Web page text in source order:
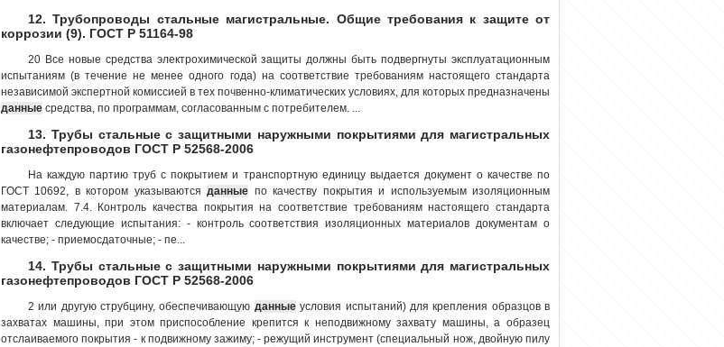
12. Трубопроводы стальные магистральные. Общие требования к защите от
коррозии (9). ГОСТ Р 51164-98
20 Все новые средства электрохимической защиты должны быть подвергнуты эксплуатационным
испытаниям (в течение не менее одного года) на соответствие требованиям настоящего стандарта
независимой экспертной комиссией в тех почвенно-климатических условиях, для которых предназначены
данные средства, по программам, согласованным с потребителем. ...
13. Трубы стальные с защитными наружными покрытиями для магистральных
газонефтепроводов ГОСТ Р 52568-2006
На каждую партию труб с покрытием и транспортную единицу выдается документ о качестве по
ГОСТ 10692, в котором указываютсяданные по качеству покрытия и используемым изоляционным
материалам. 7.4. Контроль качества покрытия на соответствие требованиям настоящего стандарта
включает следующие испытания: - контроль соответствия изоляционных материалов документам о
качестве; - приемосдаточные; - пе...
14. Трубы стальные с защитными наружными покрытиями для магистральных
газонефтепроводов ГОСТ Р 52568-2006
2 или другую струбцину, обеспечивающую данныеусловия испытаний) для крепления образцов в
захватах машины, при этом приспособление крепится к неподвижному захвату машины, а образец
отслаиваемого покрытия - к подвижному зажиму; - режущий инструмент (специальный нож, двойную пилу